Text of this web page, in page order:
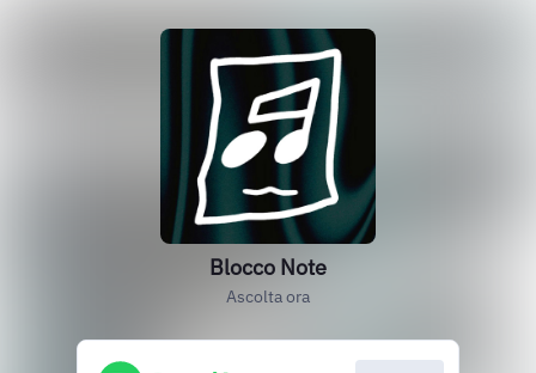
Blocco Note
Ascolta ora